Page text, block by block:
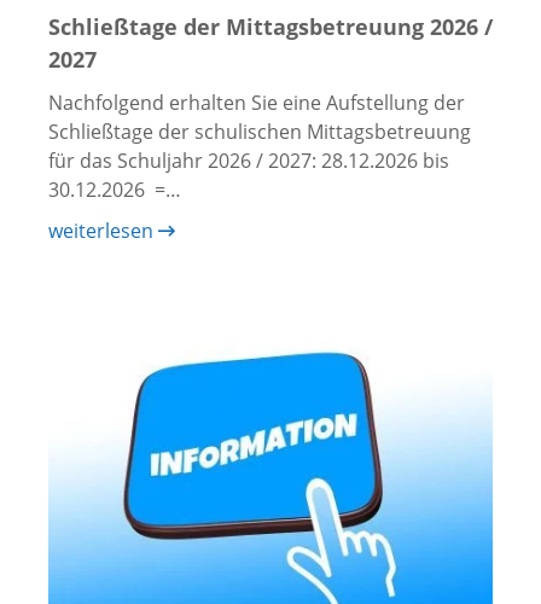
Schließtage der Mittagsbetreuung 2026 /
2027
Nachfolgend erhalten Sie eine Aufstellung der
Schließtage der schulischen Mittagsbetreuung
für das Schuljahr 2026 / 2027: 28.12.2026 bis
30.12.2026 =…
weiterlesen